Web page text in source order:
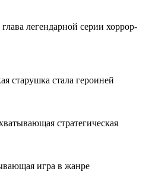
легендарной серии хоррор-
старушка стала героиней
стратегическая
игра в жанре